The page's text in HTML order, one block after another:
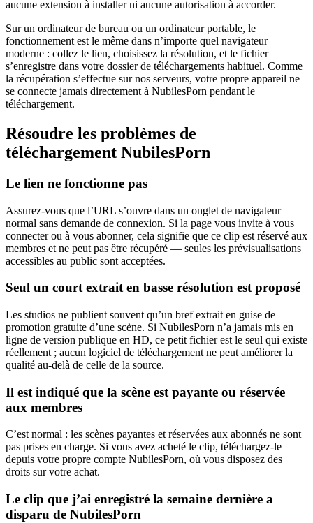
aucune extension à installer ni aucune autorisation à accorder.
Sur un ordinateur de bureau ou un ordinateur portable, le
fonctionnement est le même dans n’importe quel navigateur
moderne : collez le lien, choisissez la résolution, et le fichier
s’enregistre dans votre dossier de téléchargements habituel. Comme
la récupération s’effectue sur nos serveurs, votre propre appareil ne
se connecte jamais directement à NubilesPorn pendant le
téléchargement.
Résoudre les problèmes de
téléchargement NubilesPorn
Le lien ne fonctionne pas
Assurez-vous que l’URL s’ouvre dans un onglet de navigateur
normal sans demande de connexion. Si la page vous invite à vous
connecter ou à vous abonner, cela signifie que ce clip est réservé aux
membres et ne peut pas être récupéré — seules les prévisualisations
accessibles au public sont acceptées.
Seul un court extrait en basse résolution est proposé
Les studios ne publient souvent qu’un bref extrait en guise de
promotion gratuite d’une scène. Si NubilesPorn n’a jamais mis en
ligne de version publique en HD, ce petit fichier est le seul qui existe
réellement ; aucun logiciel de téléchargement ne peut améliorer la
qualité au-delà de celle de la source.
Il est indiqué que la scène est payante ou réservée
aux membres
C’est normal : les scènes payantes et réservées aux abonnés ne sont
pas prises en charge. Si vous avez acheté le clip, téléchargez-le
depuis votre propre compte NubilesPorn, où vous disposez des
droits sur votre achat.
Le clip que j’ai enregistré la semaine dernière a
disparu de NubilesPorn